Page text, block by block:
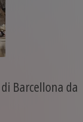
Barcellona da